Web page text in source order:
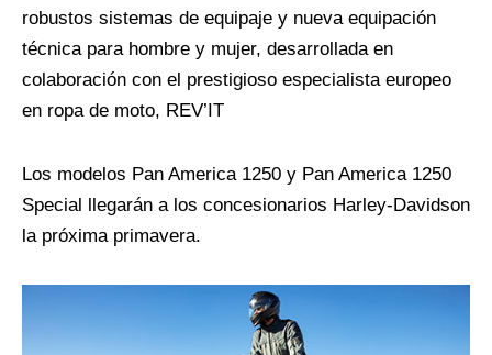
robustos sistemas de equipaje y nueva equipación
técnica para hombre y mujer, desarrollada en
colaboración con el prestigioso especialista europeo
en ropa de moto, REV’IT
Los modelos Pan America 1250 y Pan America 1250
Special llegarán a los concesionarios Harley-Davidson
la próxima primavera.